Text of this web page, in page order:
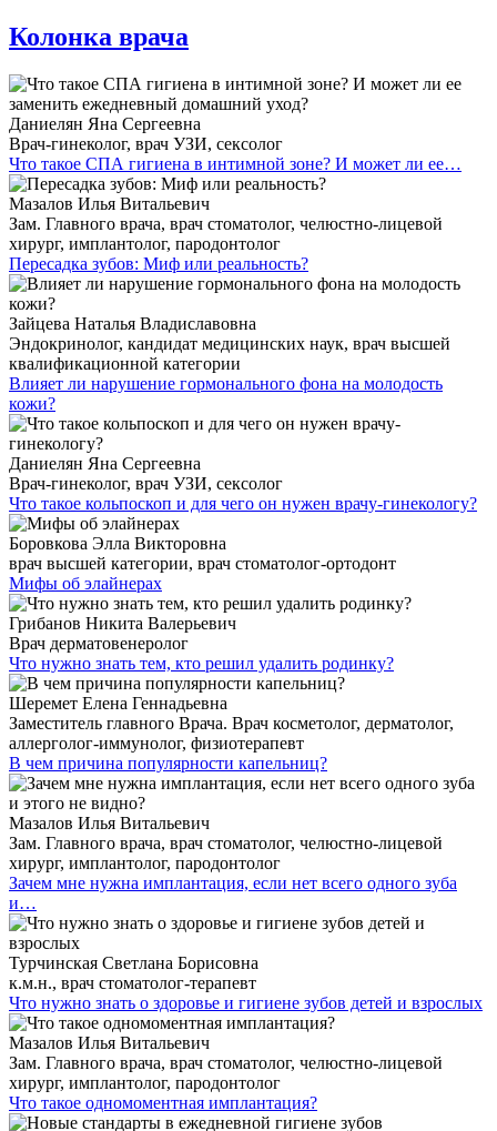
Колонка врача
Даниелян Яна Сергеевна
Врач-гинеколог, врач УЗИ, сексолог
Что такое СПА гигиена в интимной зоне? И может ли ее…
Мазалов Илья Витальевич
Зам. Главного врача, врач стоматолог, челюстно-лицевой
хирург, имплантолог, пародонтолог
Пересадка зубов: Миф или реальность?
Зайцева Наталья Владиславовна
Эндокринолог, кандидат медицинских наук, врач высшей
квалификационной категории
Влияет ли нарушение гормонального фона на молодость
кожи?
Даниелян Яна Сергеевна
Врач-гинеколог, врач УЗИ, сексолог
Что такое кольпоскоп и для чего он нужен врачу-гинекологу?
Боровкова Элла Викторовна
врач высшей категории, врач стоматолог-ортодонт
Мифы об элайнерах
Грибанов Никита Валерьевич
Врач дерматовенеролог
Что нужно знать тем, кто решил удалить родинку?
Шеремет Елена Геннадьевна
Заместитель главного Врача. Врач косметолог, дерматолог,
аллерголог-иммунолог, физиотерапевт
В чем причина популярности капельниц?
Мазалов Илья Витальевич
Зам. Главного врача, врач стоматолог, челюстно-лицевой
хирург, имплантолог, пародонтолог
Зачем мне нужна имплантация, если нет всего одного зуба
и…
Турчинская Светлана Борисовна
к.м.н., врач стоматолог-терапевт
Что нужно знать о здоровье и гигиене зубов детей и взрослых
Мазалов Илья Витальевич
Зам. Главного врача, врач стоматолог, челюстно-лицевой
хирург, имплантолог, пародонтолог
Что такое одномоментная имплантация?